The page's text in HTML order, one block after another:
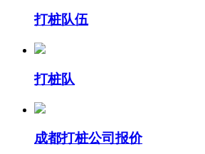
打桩队伍
打桩队
成都打桩公司报价